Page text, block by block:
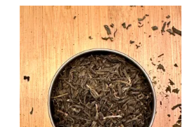
Add to
Wishlist